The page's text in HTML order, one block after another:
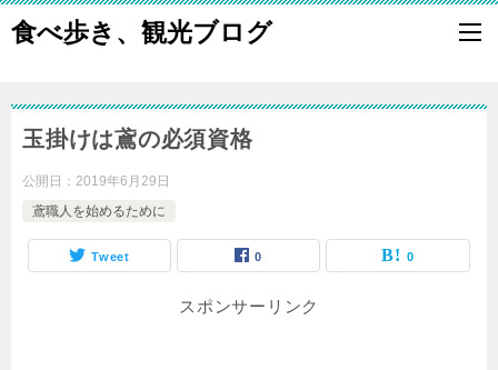
食べ歩き、観光ブログ
玉掛けは鳶の必須資格
公開日： 2019年6月29日
鳶職人を始めるために
Tweet 0 0
スポンサーリンク